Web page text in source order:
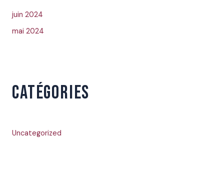
juin 2024
mai 2024
CATÉGORIES
Uncategorized